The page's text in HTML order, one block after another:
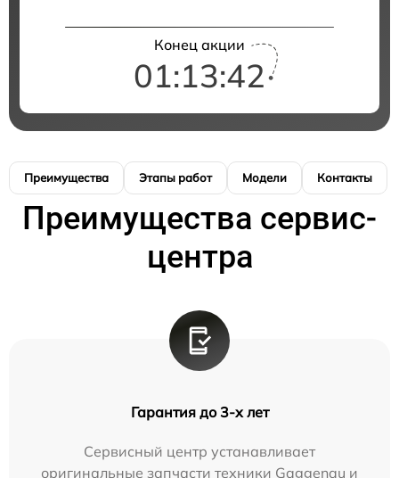
Конец акции
01:13:42
Преимущества Этапы работ Модели Контакты
Преимущества сервис-
центра
Гарантия до 3-х лет
Сервисный центр устанавливает
оригинальные запчасти техники Gaggenau и